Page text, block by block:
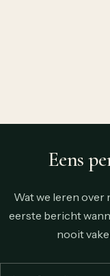
Eens
Wat we leren over
eerste bericht
nooit